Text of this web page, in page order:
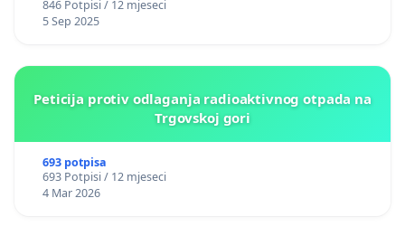
846 Potpisi / 12 mjeseci
5 Sep 2025
Peticija protiv odlaganja radioaktivnog otpada na
Trgovskoj gori
693 potpisa
693 Potpisi / 12 mjeseci
4 Mar 2026